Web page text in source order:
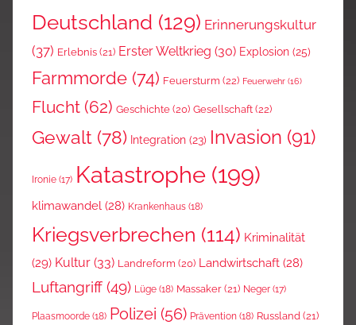
Deutschland (129) Erinnerungskultur
(37) Erlebnis (21) Erster Weltkrieg (30) Explosion (25)
Farmmorde (74) Feuersturm (22) Feuerwehr (16)
Flucht (62) Geschichte (20) Gesellschaft(22)
Gewalt (78) Integration (23) Invasion (91)
Ironie (17) Katastrophe (199)
klimawandel (28) Krankenhaus (18)
Kriegsverbrechen (114) Kriminalität
(29) Kultur (33) Landreform (20) Landwirtschaft (28)
Luftangriff (49) Lüge (18) Massaker (21) Neger (17)
Plaasmoorde (18) Polizei (56) Prävention (18) Russland (21)